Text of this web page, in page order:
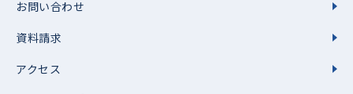
お問い合わせ
資料請求
アクセス